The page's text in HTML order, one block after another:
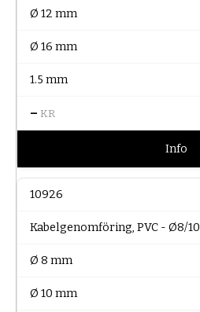
Ø 12 mm
Ø 16 mm
1.5 mm
– KR
Info
10926
Kabelgenomföring, PVC - Ø8/10
Ø 8 mm
Ø 10 mm